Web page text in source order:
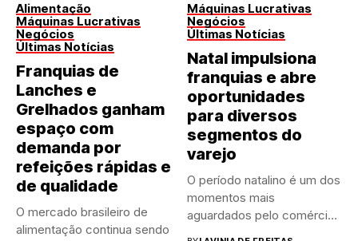
Alimentação
Máquinas Lucrativas
Negócios
Últimas Notícias
Franquias de
Lanches e
Grelhados ganham
espaço com
demanda por
refeições rápidas e
de qualidade
O mercado brasileiro de
alimentação continua sendo
Máquinas Lucrativas
Negócios
Últimas Notícias
Natal impulsiona
franquias e abre
oportunidades
para diversos
segmentos do
varejo
O período natalino é um dos
momentos mais
aguardados pelo comércio